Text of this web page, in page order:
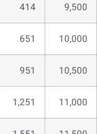
9,500
414
10,000
651
10,500
951
11,000
1,251